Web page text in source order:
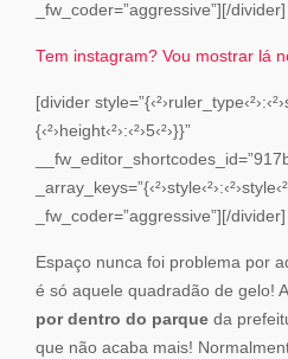
_fw_coder=”aggressive”][/divider]
Tem instagram? Vou mostrar lá
[divider
{‹²›height‹²›:‹²›5‹²›}}”
_fw_coder=”aggressive”][/divider]
Espaço nunca foi problema por
é só aquele quadradão de gelo!
por dentro do parque da
que não acaba mais!